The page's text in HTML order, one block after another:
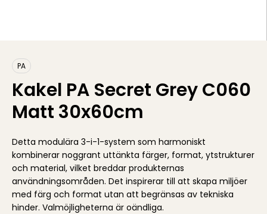
PA
Kakel PA Secret Grey C060
Matt 30x60cm
Detta modulära 3-i-1-system som harmoniskt
kombinerar noggrant uttänkta färger, format, ytstrukturer
och material, vilket breddar produkternas
användningsområden. Det inspirerar till att skapa miljöer
med färg och format utan att begränsas av tekniska
hinder. Valmöjligheterna är oändliga.